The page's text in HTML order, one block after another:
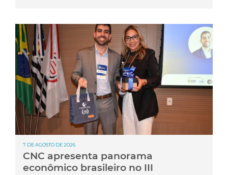
7 DE AGOSTO DE 2026
CNC apresenta panorama
econômico brasileiro no III